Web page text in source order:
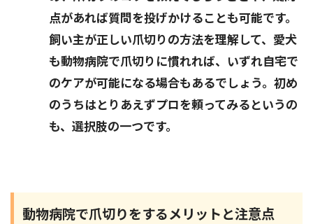
点があれば質問を投げかけることも可能です。
飼い主が正しい爪切りの方法を理解して、愛犬
も動物病院で爪切りに慣れれば、いずれ自宅で
のケアが可能になる場合もあるでしょう。初め
のうちはとりあえずプロを頼ってみるというの
も、選択肢の一つです。
動物病院で爪切りをするメリットと注意点